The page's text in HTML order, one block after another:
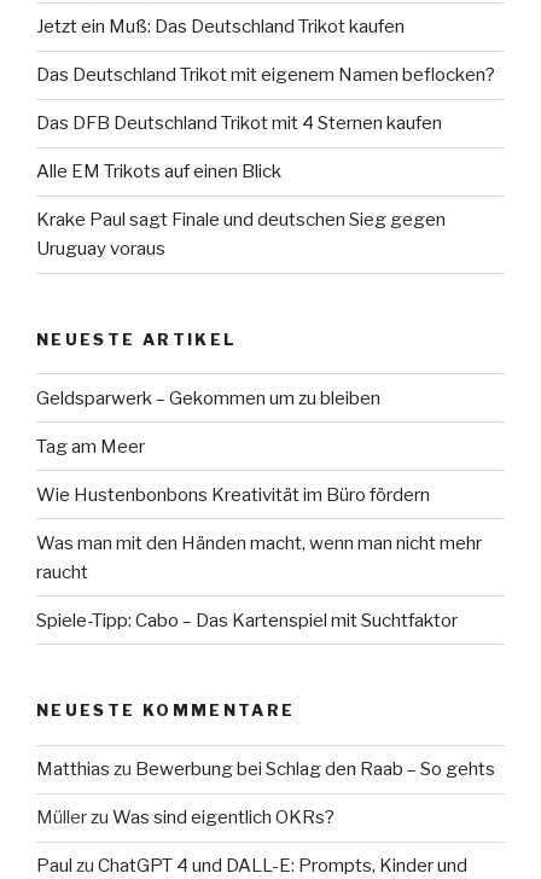
Jetzt ein Muß: Das Deutschland Trikot kaufen
Das Deutschland Trikot mit eigenem Namen beflocken?
Das DFB Deutschland Trikot mit 4 Sternen kaufen
Alle EM Trikots auf einen Blick
Krake Paul sagt Finale und deutschen Sieg gegen
Uruguay voraus
NEUESTE ARTIKEL
Geldsparwerk – Gekommen um zu bleiben
Tag am Meer
Wie Hustenbonbons Kreativität im Büro fördern
Was man mit den Händen macht, wenn man nicht mehr
raucht
Spiele-Tipp: Cabo – Das Kartenspiel mit Suchtfaktor
NEUESTE KOMMENTARE
Matthias zu Bewerbung bei Schlag den Raab – So gehts
Müllerzu Was sind eigentlich OKRs?
Paul zu ChatGPT 4 und DALL-E: Prompts, Kinder und